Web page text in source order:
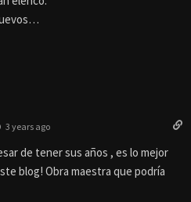
3 years ago
de tener sus años , es lo mejor
blog! Obra maestra que podría